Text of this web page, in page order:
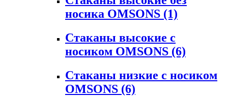
носика OMSONS (1)
Стаканы высокие с
носиком OMSONS (6)
Стаканы низкие с носиком
OMSONS (6)